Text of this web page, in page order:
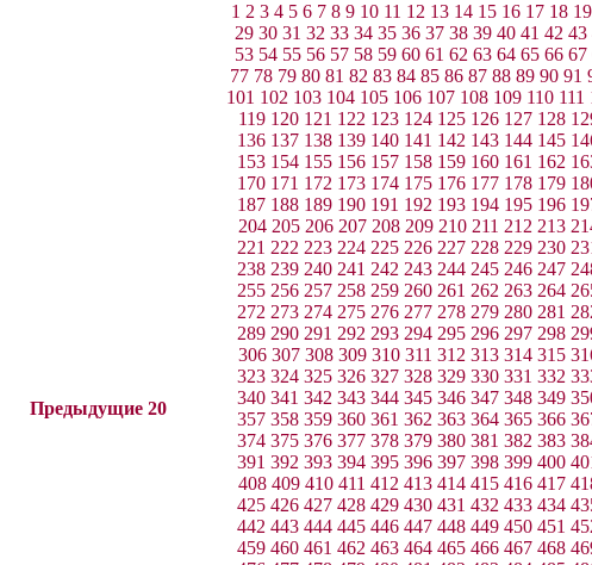
Предыдущие 20
1 2 3 4 5 6 7 8 9 10 11 12 13 14 15 16 17 18 19
29 30 31 32 33 34 35 36 37 38 39 40 41 42 43
53 54 55 56 57 58 59 60 61 62 63 64 65 66 67
77 78 79 80 81 82 83 84 85 86 87 88 89 90 91
101 102 103 104 105 106 107 108 109 110 111
119 120 121 122 123 124 125 126 127 128
136 137 138 139 140 141 142 143 144 145
153 154 155 156 157 158 159 160 161 162
170 171 172 173 174 175 176 177 178 179
187 188 189 190 191 192 193 194 195 196
204 205 206 207 208 209 210 211 212 213
221 222 223 224 225 226 227 228 229 230
238 239 240 241 242 243 244 245 246 247
255 256 257 258 259 260 261 262 263 264
272 273 274 275 276 277 278 279 280 281
289 290 291 292 293 294 295 296 297 298
306 307 308 309 310 311 312 313 314 315
323 324 325 326 327 328 329 330 331 332
340 341 342 343 344 345 346 347 348 349
357 358 359 360 361 362 363 364 365 366
374 375 376 377 378 379 380 381 382 383
391 392 393 394 395 396 397 398 399 400
408 409 410 411 412 413 414 415 416 417
425 426 427 428 429 430 431 432 433 434
442 443 444 445 446 447 448 449 450 451
459 460 461 462 463 464 465 466 467 468